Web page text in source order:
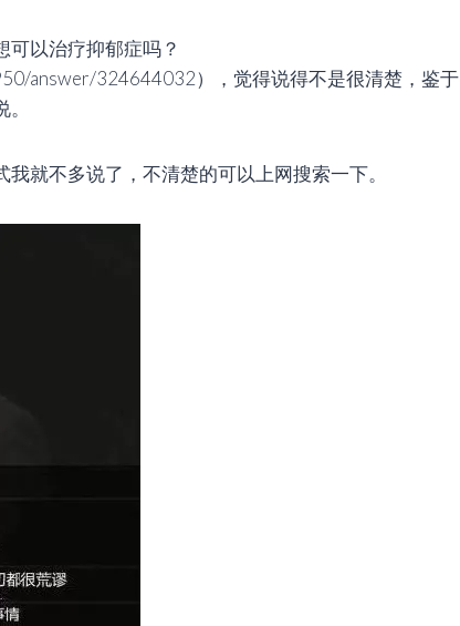
可以治疗抑郁症吗？
answer/324644032），觉得说得不是很清楚，鉴于
就不多说了，不清楚的可以上网搜索一下。